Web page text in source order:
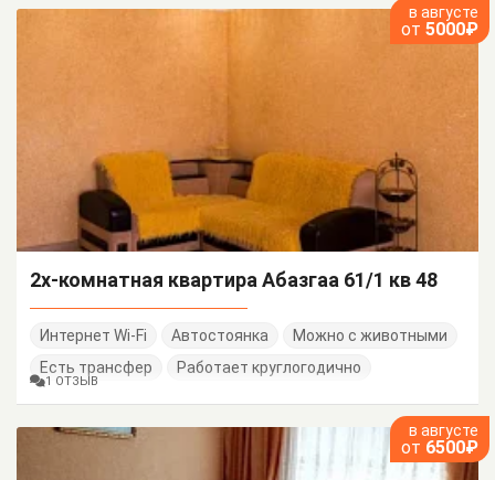
в августе
от 5000₽
2х-комнатная квартира Абазгаа 61/1 кв 48
Интернет Wi-Fi Автостоянка
Можно с животными
Есть трансфер
Работает круглогодично
1 ОТЗЫВ
в августе
от 6500₽